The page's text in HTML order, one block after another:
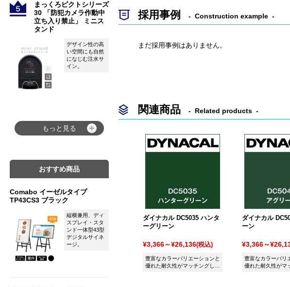
採用事例 Construction example
まだ採用事例はありません。
関連商品 Related products
ダイナカル DC5035 ハンタ
ーグリーン
¥3,366～¥26,136(税込)
豊富なカラーバリエーションと
優れた耐久性がマッチングした
ダイナカル
ーン
¥3,366～
豊富なカラーバリ
優れた耐久性がマ
まっくろピクトシリーズ
30 「防犯カメラ作動中
立ち入り禁止」 ミニス
タンド
デザイン性の高
い空間にも自然
になじむ注水サ
イン。
もっと見る
おすすめ商品
Comabo イーゼルタイプ
TP43CS3 ブラック
縦横兼用、ディ
スプレイ・スタ
ンド一体型43型
デジタルサイネ
ージ。